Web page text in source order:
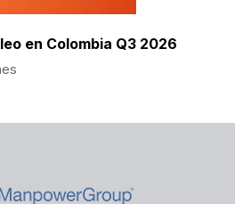
en Colombia Q3 2026